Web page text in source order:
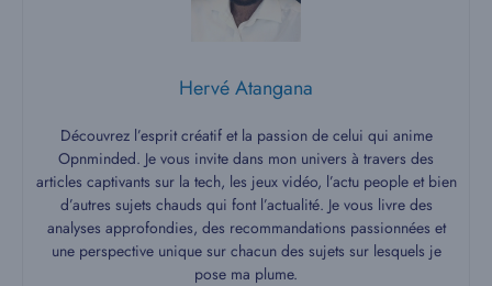
Hervé Atangana
Découvrez l’esprit créatif et la passion de celui qui anime
Opnminded. Je vous invite dans mon univers à travers des
articles captivants sur la tech, les jeux vidéo, l’actu people et bien
d’autres sujets chauds qui font l’actualité. Je vous livre des
analyses approfondies, des recommandations passionnées et
une perspective unique sur chacun des sujets sur lesquels je
pose ma plume.